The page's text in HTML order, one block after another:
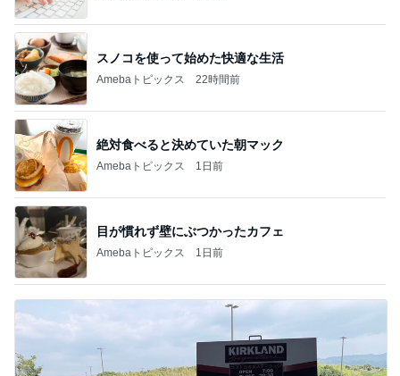
スノコを使って始めた快適な生活
Amebaトピックス 22時間前
絶対食べると決めていた朝マック
Amebaトピックス 1日前
目が慣れず壁にぶつかったカフェ
Amebaトピックス 1日前